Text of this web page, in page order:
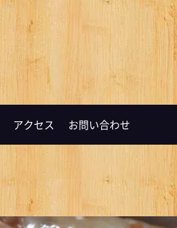
アクセス お問い合わせ